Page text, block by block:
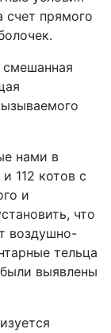
счет прямого
смешанная
нами в
112 котов с
и
что
воздушно-
тельца
выявлены